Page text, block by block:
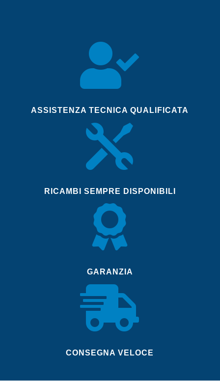

ASSISTENZA TECNICA QUALIFICATA

RICAMBI SEMPRE DISPONIBILI

GARANZIA

CONSEGNA VELOCE